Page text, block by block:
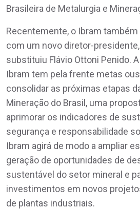
Brasileira de Metalurgia e
Recentemente, o Ibram
com um novo diretor-
substituiu Flávio Ottoni Penido.
Ibram tem pela frente metas
consolidar as próximas etapas
Mineração do Brasil, uma
aprimorar os indicadores de
segurança e responsabilidade
Ibram agirá de modo a ampliar
geração de oportunidades de
sustentável do setor mineral e
investimentos em novos
de plantas industriais.